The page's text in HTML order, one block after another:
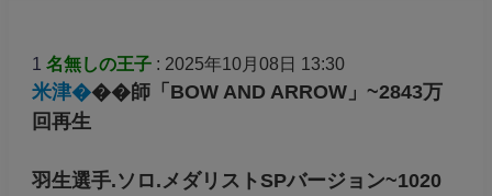
1 名無しの王子: 2025年10月08日 13:30
米津���師「BOW AND ARROW」~2843万
回再生
羽生選手.ソロ.メダリストSPバージョン~1020